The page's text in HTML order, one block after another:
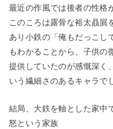
最近の作風では後者の性格
このころは露骨な裕太贔屓
あり小鉄の「俺もだっこし
もわかることから、子供の
提供していたのが感慨深く
いう繊細さのあるキャラで
結局、大鉄を軸とした家中
怒という家族